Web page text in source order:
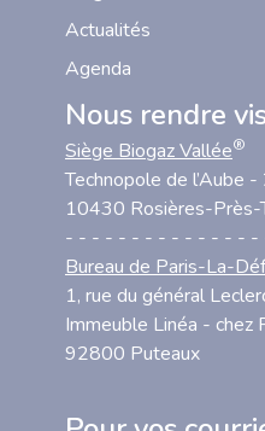
Actualités
Agenda
Nous rendre
Siège Biogaz Vallée®
Technopole de l’Aube
10430 Rosières-Près-
- - - - - - - - - - - - - - -
Bureau de Paris-La-
1, rue du général
Immeuble Linéa - chez
92800 Puteaux